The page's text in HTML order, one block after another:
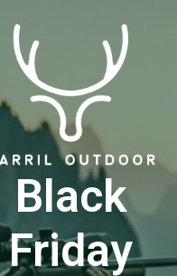
Black
Friday